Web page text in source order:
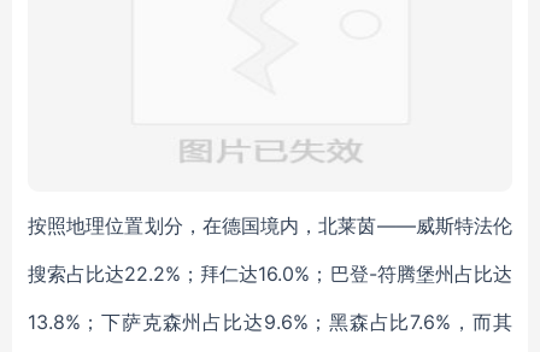
按照地理位置划分，在德国境内，北莱茵——威斯特法伦
搜索占比达22.2%；拜仁达16.0%；巴登-符腾堡州占比达
13.8%；下萨克森州占比达9.6%；黑森占比7.6%，而其